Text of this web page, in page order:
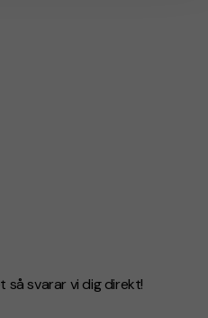
svarar vi dig direkt!